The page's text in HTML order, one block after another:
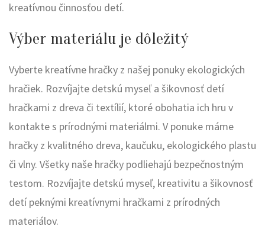
kreatívnou činnosťou detí.
Výber materiálu je dôležitý
Vyberte kreatívne hračky z našej ponuky ekologických
hračiek. Rozvíjajte detskú myseľ a šikovnosť detí
hračkami z dreva či textílií, ktoré obohatia ich hru v
kontakte s prírodnými materiálmi. V ponuke máme
hračky z kvalitného dreva, kaučuku, ekologického plastu
či vlny. Všetky naše hračky podliehajú bezpečnostným
testom. Rozvíjajte detskú myseľ, kreativitu a šikovnosť
detí peknými kreatívnymi hračkami z prírodných
materiálov.